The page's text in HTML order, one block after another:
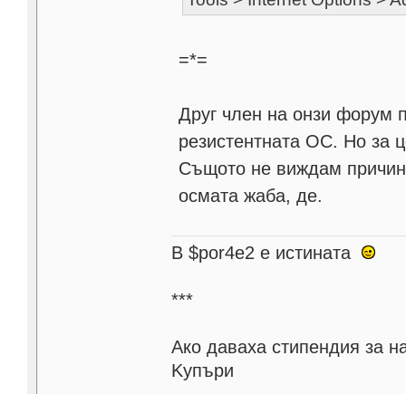
=*=
Друг член на онзи форум
резистентната ОС. Но за
Същото не виждам
осмата жаба, де.
В $por4e2 e истината
***
Aко даваха стипендия за
Kупъри